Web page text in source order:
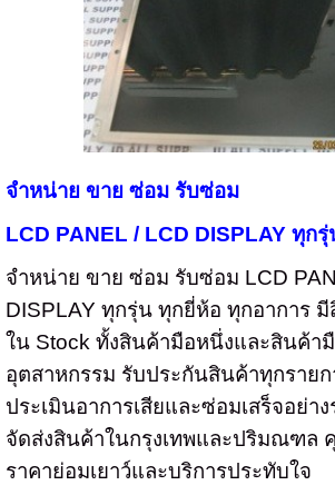
จำหน่าย ขาย ซ่อม รับซ่อม
LCD PANEL / LCD DISPLAY ทุกรุ่
จำหน่าย ขาย ซ่อม รับซ่อม LCD
DISPLAY ทุกรุ่น ทุกยี่ห้อ ทุกอาการ มี
ใน Stock ทั้งสินค้ามือหนึ่งและสินค้า
อุตสาหกรรม รับประกันสินค้าทุกรายก
ประเมินอาการเสียและซ่อมเสร็จอย่า
จัดส่งสินค้าในกรุงเทพและปริมณฑล
ราคาย่อมเยาว์และบริการประทับใจ